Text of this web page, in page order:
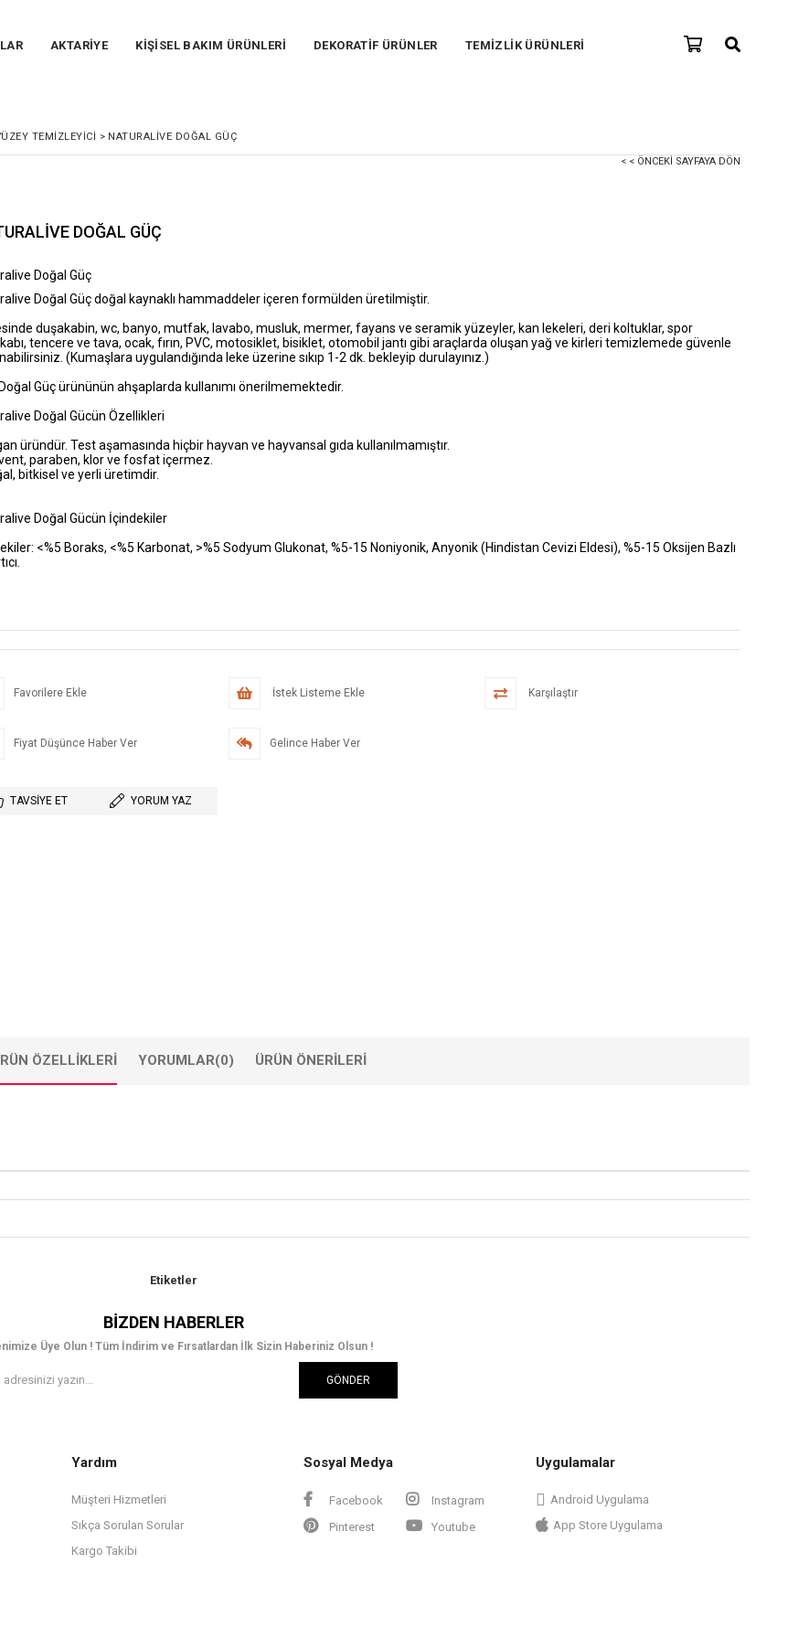
AKTARİYE KİŞİSEL BAKIM ÜRÜNLERİ DEKORATİF ÜRÜNLER TEMİZLİK ÜRÜNLERİ
TEMIZLEYICI > NATURALİVE DOĞAL GÜÇ
< < ÖNCEKI SAYFAYA DÖN
DOĞAL GÜÇ
Doğal Güç
Doğal Güç doğal kaynaklı hammaddeler içeren formülden üretilmiştir.
duşakabin, wc, banyo, mutfak, lavabo, musluk, mermer, fayans ve seramik yüzeyler, kan lekeleri, deri koltuklar, spor
tencere ve tava, ocak, fırın, PVC, motosiklet, bisiklet, otomobil jantı gibi araçlarda oluşan yağ ve kirleri temizlemede güvenle
(Kumaşlara uygulandığında leke üzerine sıkıp 1-2 dk. bekleyip durulayınız.)
Güç ürününün ahşaplarda kullanımı önerilmemektedir.
Doğal Gücün Özellikleri
üründür. Test aşamasında hiçbir hayvan ve hayvansal gıda kullanılmamıştır.
paraben, klor ve fosfat içermez.
bitkisel ve yerli üretimdir.
Doğal Gücün İçindekiler
<%5 Boraks, <%5 Karbonat, >%5 Sodyum Glukonat, %5-15 Noniyonik, Anyonik (Hindistan Cevizi Eldesi), %5-15 Oksijen Bazlı
Favorilere Ekle İstek Listeme Ekle Karşılaştır
Fiyat Düşünce Haber Ver Gelince Haber Ver
TAVSIYE ET YORUM YAZ
ÖZELLIKLERI YORUMLAR(0) ÜRÜN ÖNERILERI
Etiketler
BIZDEN HABERLER
Üye Olun ! Tüm İndirim ve Fırsatlardan İlk Sizin Haberiniz Olsun !
GÖNDER
Yardım
Müşteri Hizmetleri
Sıkça Sorulan Sorular
Kargo Takibi
Sosyal Medya
Facebook
Instagram
Pinterest
Youtube
Uygulamalar
Android Uygulama
App Store Uygulama